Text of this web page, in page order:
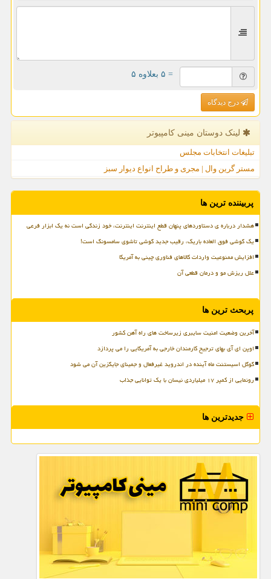
= ۵ بعلاوه ۵
درج دیدگاه
لینک دوستان مینی كامپیوتر
تبلیغات انتخابات مجلس
مستر گرین وال | مجری و طراح انواع دیوار سبز
پربیننده ترین ها
هشدار درباره ی دستاوردهای پنهان قطع اینترنت اینترنت، خود زندگی است نه یک ابزار فرعی
یک گوشی فوق العاده باریک، رقیب جدید گوشی تاشوی سامسونگ است!
افزایش ممنوعیت واردات کالاهای فناوری چینی به آمریکا
علل ریزش مو و درمان قطعی آن
پربحث ترین ها
آخرین وضعیت امنیت سایبری زیرساخت های راه آهن کشور
اوپن ای آی بهای ترجیح کارمندان خارجی به آمریکایی را می پردازد
گوگل اسیستنت ماه آینده در اندروید غیرفعال و جمینای جایگزین آن می شود
رونمایی از کمپر ۱۷ میلیاردی نیسان با یک توانایی جذاب
جدیدترین ها